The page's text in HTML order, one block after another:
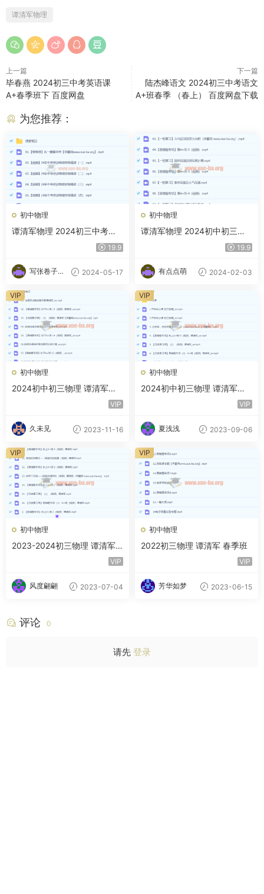
谭清军物理
上一篇
毕春燕 2024初三中考英语课
A+春季班下 百度网盘
下一篇
陆杰峰语文 2024初三中考语文
A+班春季 （春上） 百度网盘下载
为您推荐：
初中物理
谭清军物理 2024初三中考物
理冲刺密训班 百度网盘
19.9
写张卷子冷
2024-05-17
初中物理
谭清军物理 2024初中初三物
理 春季班上 百度云网盘下载19.9
有点点萌 2024-02-03
初中物理
2024初中初三物理 谭清军物
理 秋季班 下 百度云网盘下载
VIP
久未见 2023-11-16
VIP
初中物理
2024初中初三物理 谭清军物
理 秋季班 上 百度云网盘下载
VIP
夏浅浅 2023-09-06
VIP
初中物理
2023-2024初三物理 谭清军
VIP
风度翩翩 2023-07-04
VIP
初中物理
2022初三物理 谭清军 春季班
VIP
芳华如梦 2023-06-15
VIP
评论 0
请先 登录